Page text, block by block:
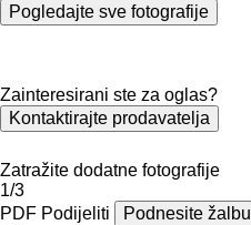
Pogledajte sve fotografije
Zainteresirani ste za oglas?
Kontaktirajte prodavatelja
Zatražite dodatne fotografije
1/3
PDF Podijeliti Podnesite žalbu